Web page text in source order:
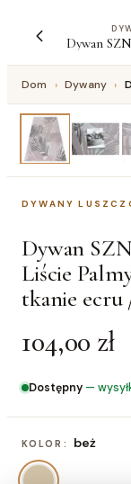
Dom › Dywany ›
DYWANY
Dywan
Liście
tkanie ecru
104,00 zł
Dostępny —
KOLOR: beż